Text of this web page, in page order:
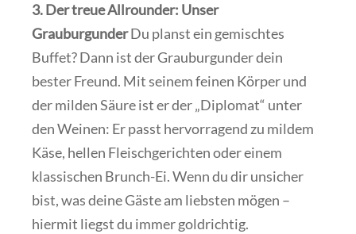
3. Der treue Allrounder: Unser
GrauburgunderDu planst ein gemischtes
Buffet? Dann ist der Grauburgunder dein
bester Freund. Mit seinem feinen Körper und
der milden Säure ist er der „Diplomat“ unter
den Weinen: Er passt hervorragend zu mildem
Käse, hellen Fleischgerichten oder einem
klassischen Brunch-Ei. Wenn du dir unsicher
bist, was deine Gäste am liebsten mögen –
hiermit liegst du immer goldrichtig.